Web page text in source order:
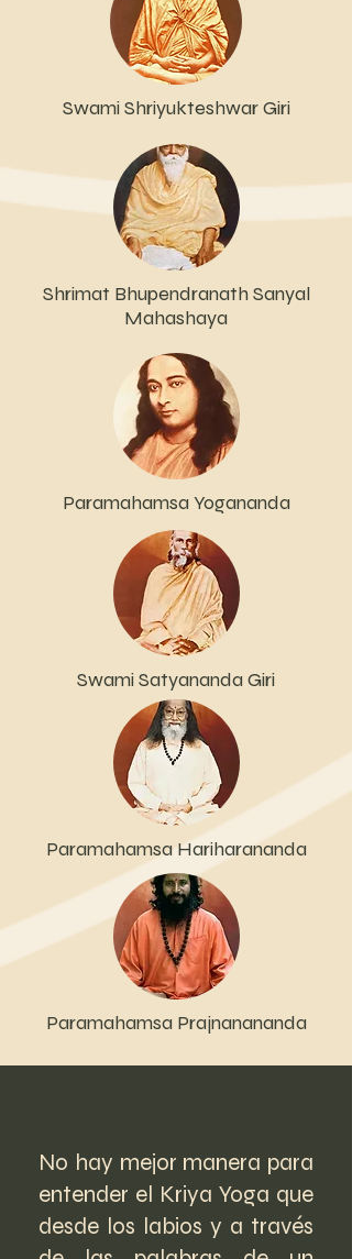
Swami Shriyukteshwar Giri
Shrimat Bhupendranath Sanyal
Mahashaya
Paramahamsa Yogananda
Swami Satyananda Giri
Paramahamsa Hariharananda
Paramahamsa Prajnanananda
No hay mejor manera para
entender el Kriya Yoga que
desde los labios y a través